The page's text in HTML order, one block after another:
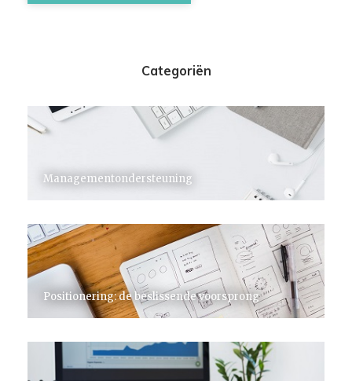
Categoriën
Managementondersteuning
Positionering: de beslissende voorsprong